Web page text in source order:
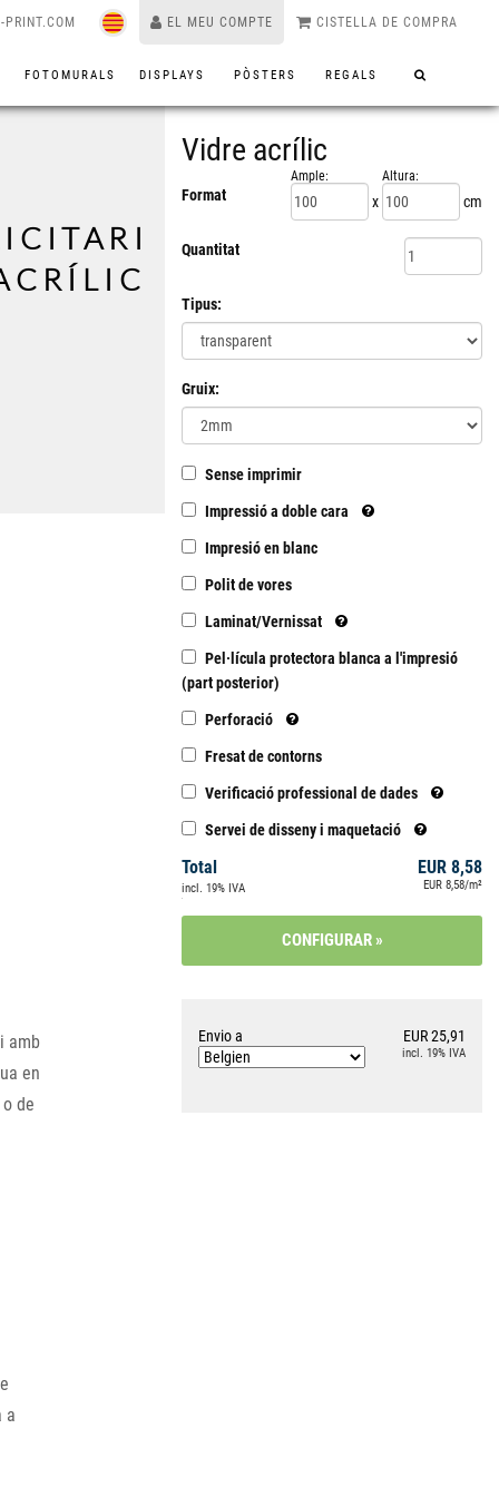
PRINT.COM EL MEU COMPTE CISTELLA DE COMPRA
FOTOMURALS DISPLAYS PÒSTERS REGALS
amb
en
de
a
Vidre acrílic
Format
Ample:
x
Altura:
cm
Quantitat
Tipus:
Gruix:
Sense imprimir
Impressió a doble cara
Impresió en blanc
Polit de vores
Laminat/Vernissat
Pel·lícula protectora blanca a l'impresió
(part posterior)
Perforació
Fresat de contorns
Verificació professional de dades
Servei de disseny i maquetació
Total
incl. 19% IVA
EUR 8,58
EUR 8,58/m²
Envio a EUR 25,91
incl. 19% IVA